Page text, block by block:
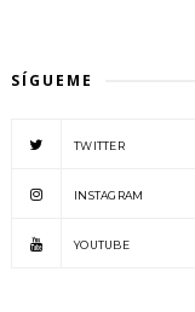
SÍGUEME
TWITTER
INSTAGRAM
YOUTUBE